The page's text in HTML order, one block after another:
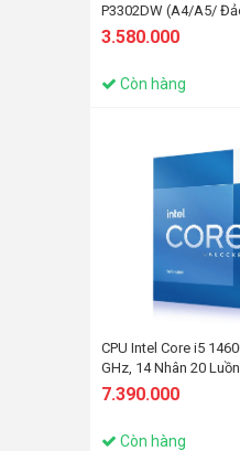
P3302DW (A4/A5/
LAN/ WIFI)
3.580.000
Còn hàng
CPU Intel Core i5
GHz, 14 Nhân 20
Raptor Lake)
7.390.000
Còn hàng